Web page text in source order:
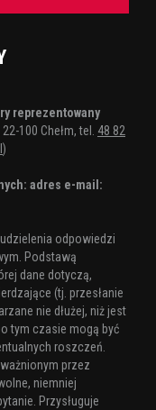
reprezentowany
100 Chełm, tel. 48 82
)
adres e-mail:
odpowiedzi
Podstawą
dane dotyczą,
(tj. przesłanie
nie dłużej, niż jest
tym czasie mogą być
roszczeń.
przez
niemniej
Przysługuje